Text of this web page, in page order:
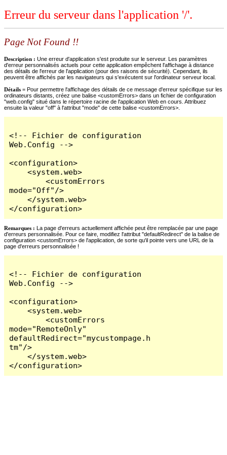
Erreur du serveur dans l'application '/'.
Page Not Found !!
Description : Une erreur d'application s'est produite sur le serveur. Les paramètres
d'erreur personnalisés actuels pour cette application empêchent l'affichage à distance
des détails de l'erreur de l'application (pour des raisons de sécurité). Cependant, ils
peuvent être affichés par les navigateurs qui s'exécutent sur l'ordinateur serveur local.
Détails = Pour permettre l'affichage des détails de ce message d'erreur spécifique sur les
ordinateurs distants, créez une balise <customErrors> dans un fichier de configuration
"web.config" situé dans le répertoire racine de l'application Web en cours. Attribuez
ensuite la valeur "off" à l'attribut "mode" de cette balise <customErrors>.
<!-- Fichier de configuration
Web.Config -->
<configuration>
    <system.web>
        <customErrors
mode="Off"/>
    </system.web>
</configuration>
Remarques : La page d'erreurs actuellement affichée peut être remplacée par une page
d'erreurs personnalisée. Pour ce faire, modifiez l'attribut "defaultRedirect" de la balise de
configuration <customErrors> de l'application, de sorte qu'il pointe vers une URL de la
page d'erreurs personnalisée !
<!-- Fichier de configuration
Web.Config -->
<configuration>
    <system.web>
        <customErrors
mode="RemoteOnly"
defaultRedirect="mycustompage.h
tm"/>
    </system.web>
</configuration>